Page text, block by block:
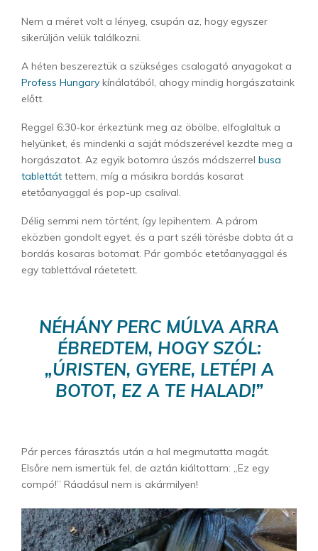
Nem a méret volt a lényeg, csupán az, hogy egyszer
sikerüljön velük találkozni.
A héten beszereztük a szükséges csalogató anyagokat a
Profess Hungary kínálatából, ahogy mindig horgászataink
előtt.
Reggel 6:30-kor érkeztünk meg az öbölbe, elfoglaltuk a
helyünket, és mindenki a saját módszerével kezdte meg a
horgászatot. Az egyik botomra úszós módszerrel busa
tablettát tettem, míg a másikra bordás kosarat
etetőanyaggal és pop-up csalival.
Délig semmi nem történt, így lepihentem. A párom
eközben gondolt egyet, és a part széli törésbe dobta át a
bordás kosaras botomat. Pár gombóc etetőanyaggal és
egy tablettával ráetetett.
NÉHÁNY PERC MÚLVA ARRA
ÉBREDTEM, HOGY SZÓL:
„ÚRISTEN, GYERE, LETÉPI A
BOTOT, EZ A TE HALAD!”
Pár perces fárasztás után a hal megmutatta magát.
Elsőre nem ismertük fel, de aztán kiáltottam: „Ez egy
compó!” Ráadásul nem is akármilyen!